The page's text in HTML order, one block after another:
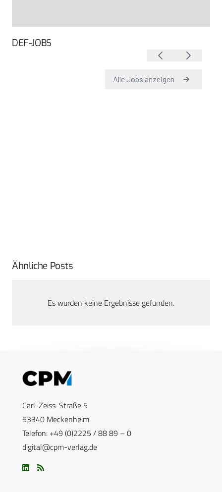
DEF-JOBS
Ähnliche Posts
Es wurden keine Ergebnisse gefunden.
Carl-Zeiss-Straße 5
53340 Meckenheim
Telefon: +49 (0)2225 / 88 89 – 0
digital@cpm-verlag.de